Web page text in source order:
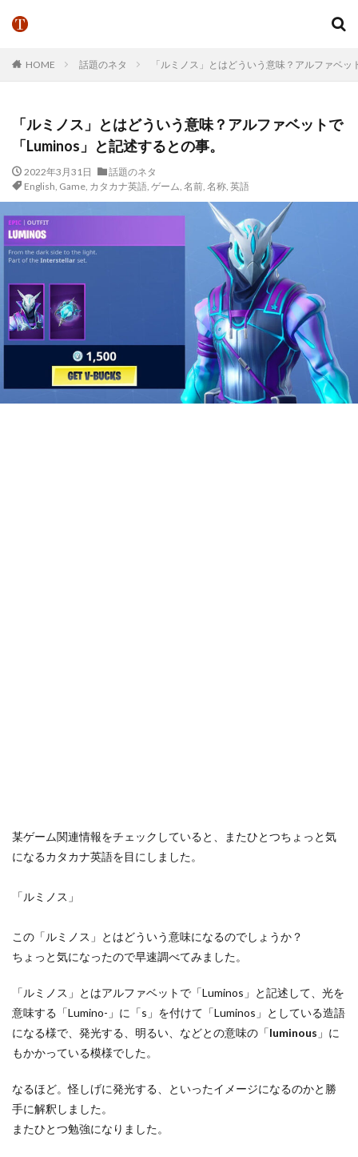
HOME 話題のネタ 「ルミノス」とはどういう意味？アルファベ
「ルミノス」とはどういう意味？アルファベットで
「Luminos」と記述するとの事。
2022年3月31日
話題のネタ
English, Game, カタカナ英語, ゲーム, 名前, 名称, 英語
某ゲーム関連情報をチェックしていると、またひとつちょっと気
になるカタカナ英語を目にしました。
「ルミノス」
この「ルミノス」とはどういう意味になるのでしょうか？
ちょっと気になったので早速調べてみました。
「ルミノス」とはアルファベットで「Luminos」と記述して、光を
意味する「Lumino-」に「s」を付けて「Luminos」としている造語
になる様で、発光する、明るい、などとの意味の「luminous 」に
もかかっている模様でした。
なるほど。怪しげに発光する、といったイメージになるのかと勝
手に解釈しました。
またひとつ勉強になりました。